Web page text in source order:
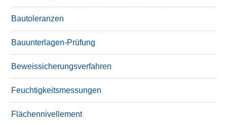
Bautoleranzen
Bauunterlagen-Prüfung
Beweissicherungsverfahren
Feuchtigkeitsmessungen
Flächennivellement